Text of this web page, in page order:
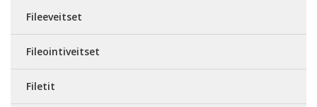
Fileeveitset
Fileointiveitset
Filetit